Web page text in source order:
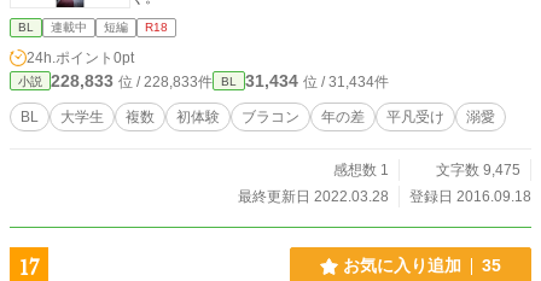
BL 連載中 短編 R18
24h.ポイント 0pt
小説 228,833 位 / 228,833件 BL 31,434 位 / 31,434件
BL 大学生 複数 初体験 ブラコン 年の差 平凡受け 溺愛
感想数 1
文字数 9,475
最終更新日 2022.03.28
登録日 2016.09.18
17 お気に入り追加 35